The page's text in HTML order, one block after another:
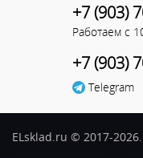
+7 (903)
Работаем с
+7 (903)
Telegram
ELsklad.ru © 2017-